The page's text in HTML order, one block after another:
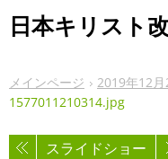
日本キリスト
メインページ
2019年12月
1577011210314.jpg
スライドショー